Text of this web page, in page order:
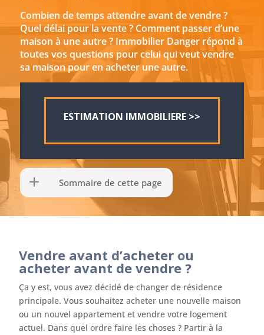
Combien de temps attendre avant de vendre ?
Quel délai pour la vente ? Comment passer d’une
maison à une autre ? Immobilier Danger répond à
toutes vos questions pour celui qui veutvendre
sa maison pour en acheter une autre.
ESTIMATION IMMOBILIERE >>
Sommaire de cette page
Vendre avant d’acheter ou
acheter avant de vendre ?
Ça y est, vous avez décidé de changer de résidence
principale. Vous souhaitez acheter une nouvelle maison
ou un nouvel appartement et vendre votre logement
actuel. Dans quel ordre faire les choses ? Partir à la